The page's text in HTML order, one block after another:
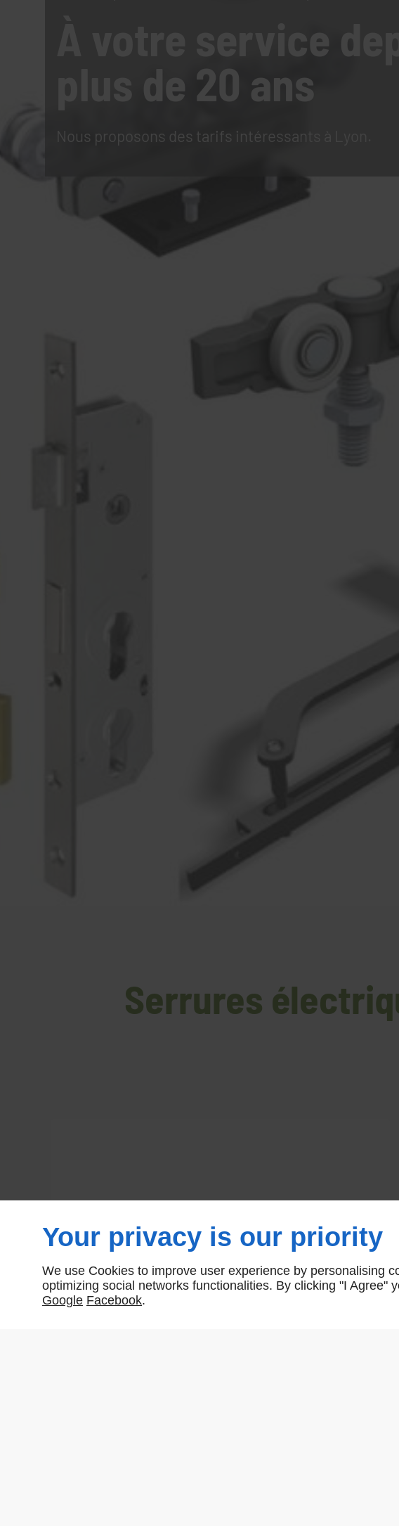
À votre service
plus de 20 ans
Nous proposons des tarifs intéressants à Lyon.
Serrures
Your privacy is our priority
We use Cookies to improve user experience by personalising
optimizing social networks functionalities. By clicking "I Agree"
Google Facebook.